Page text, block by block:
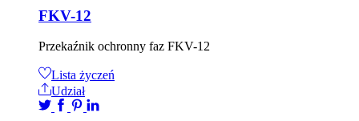
FKV-12
Przekaźnik ochronny faz FKV-12
Lista życzeń
Udział